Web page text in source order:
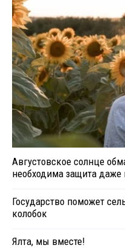
Августовское солнце
необходима защита даже
Государство поможет
колобок
Ялта, мы вместе!